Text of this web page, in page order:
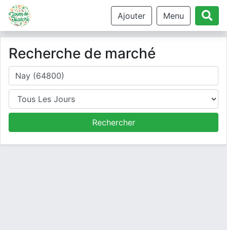
Ajouter Menu
Recherche de marché
Où cherchez-vous un marché ?
Jour
Rechercher